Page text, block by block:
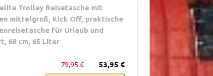
Trolley Reisetasche mit
mittelgroß, Kick Off, praktische
für Urlaub und
68 cm, 65 Liter
53,95 €
79,95 €